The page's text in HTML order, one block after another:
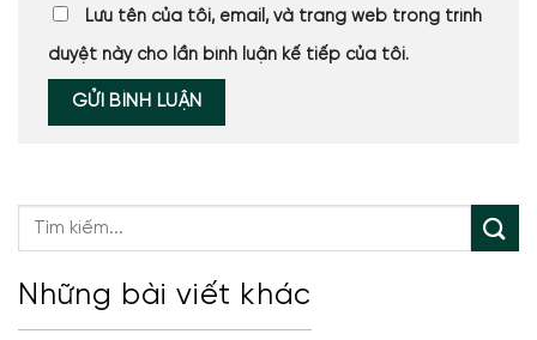
Lưu tên của tôi, email, và trang web trong trình
duyệt này cho lần bình luận kế tiếp của tôi.
Những bài viết khác